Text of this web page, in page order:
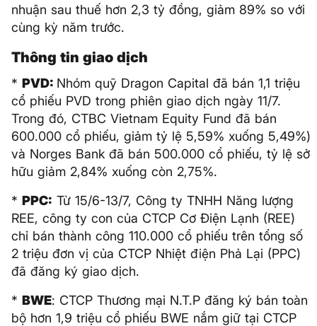
nhuận sau thuế hơn 2,3 tỷ đồng, giảm 89% so với
cùng kỳ năm trước.
Thông tin giao dịch
* PVD: Nhóm quỹ Dragon Capital đã bán 1,1 triệu
cổ phiếu PVD trong phiên giao dịch ngày 11/7.
Trong đó, CTBC Vietnam Equity Fund đã bán
600.000 cổ phiếu, giảm tỷ lệ 5,59% xuống 5,49%)
và Norges Bank đã bán 500.000 cổ phiếu, tỷ lệ sở
hữu giảm 2,84% xuống còn 2,75%.
* PPC: Từ 15/6-13/7, Công ty TNHH Năng lượng
REE, công ty con của CTCP Cơ Điện Lạnh (REE)
chỉ bán thành công 110.000 cổ phiếu trên tổng số
2 triệu đơn vị của CTCP Nhiệt điện Phả Lại (PPC)
đã đăng ký giao dịch.
* BWE: CTCP Thương mại N.T.P đăng ký bán toàn
bộ hơn 1,9 triệu cổ phiếu BWE nắm giữ tại CTCP